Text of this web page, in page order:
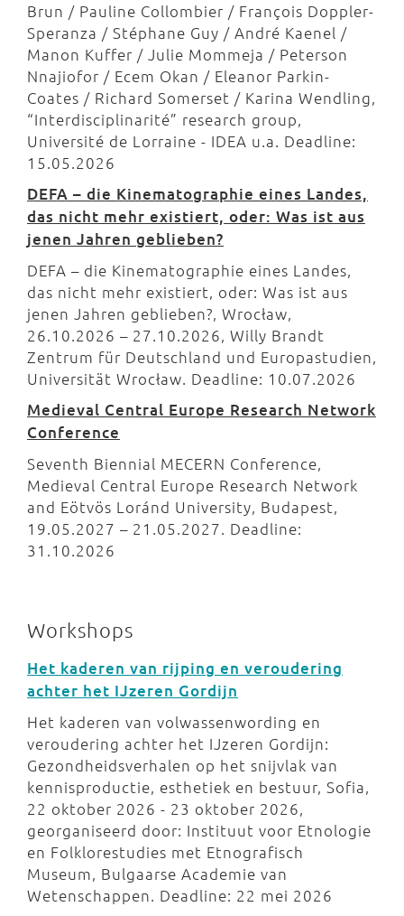
Brun / Pauline Collombier / François Doppler-
Speranza / Stéphane Guy / André Kaenel /
Manon Kuffer / Julie Mommeja / Peterson
Nnajiofor / Ecem Okan / Eleanor Parkin-
Coates / Richard Somerset / Karina Wendling,
“Interdisciplinarité” research group,
Université de Lorraine - IDEA u.a. Deadline:
15.05.2026
DEFA – die Kinematographie eines Landes,
das nicht mehr existiert, oder: Was ist aus
jenen Jahren geblieben?
DEFA – die Kinematographie eines Landes,
das nicht mehr existiert, oder: Was ist aus
jenen Jahren geblieben?, Wrocław,
26.10.2026 – 27.10.2026, Willy Brandt
Zentrum für Deutschland und Europastudien,
Universität Wrocław. Deadline: 10.07.2026
Medieval Central Europe Research Network
Conference
Seventh Biennial MECERN Conference,
Medieval Central Europe Research Network
and Eötvös Loránd University, Budapest,
19.05.2027 – 21.05.2027. Deadline:
31.10.2026
Workshops
Het kaderen van rijping en veroudering
achter het IJzeren Gordijn
Het kaderen van volwassenwording en
veroudering achter het IJzeren Gordijn:
Gezondheidsverhalen op het snijvlak van
kennisproductie, esthetiek en bestuur, Sofia,
22 oktober 2026 - 23 oktober 2026,
georganiseerd door: Instituut voor Etnologie
en Folklorestudies met Etnografisch
Museum, Bulgaarse Academie van
Wetenschappen. Deadline: 22 mei 2026